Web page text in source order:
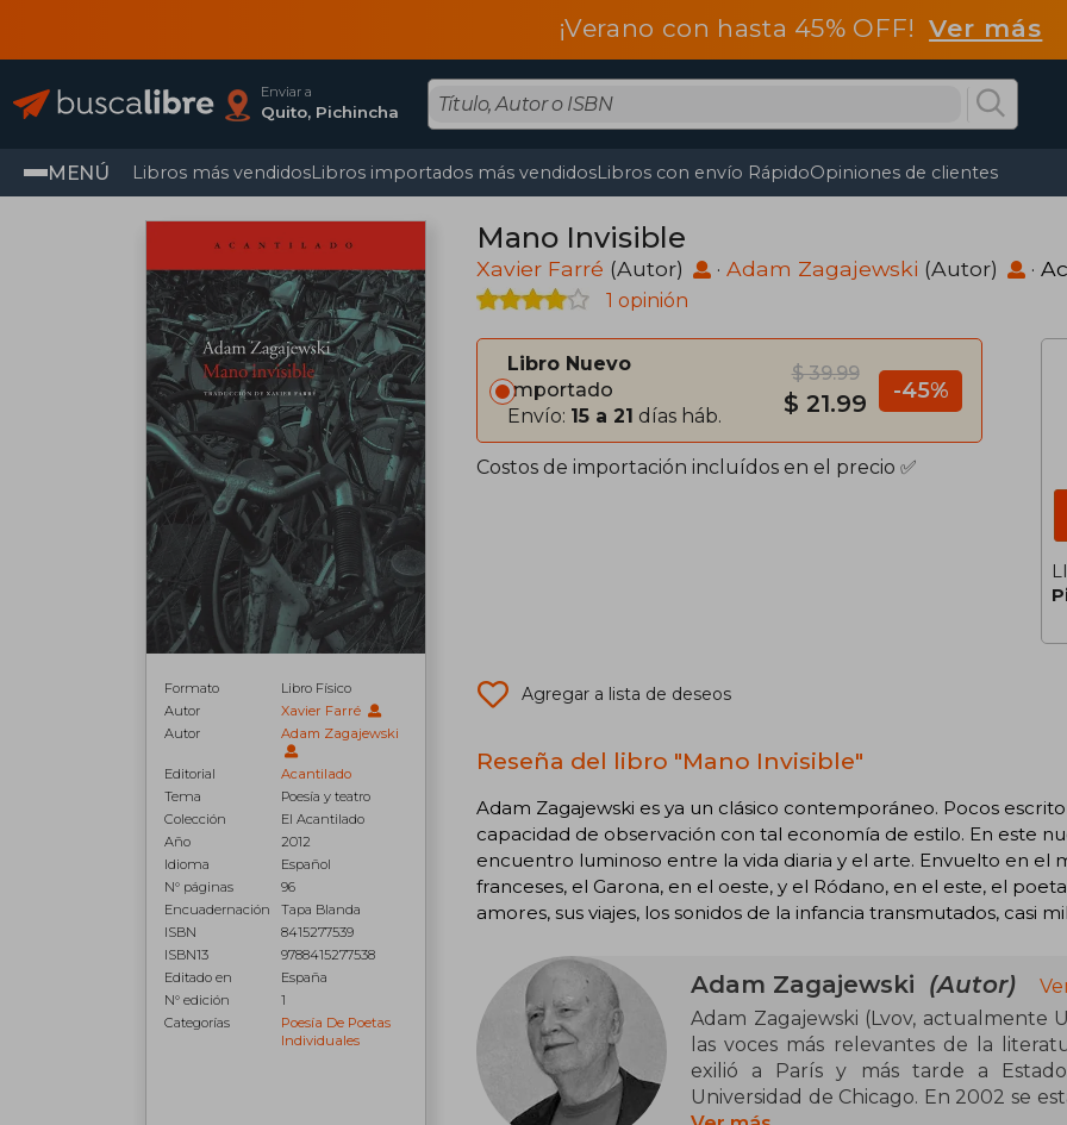
¡Verano con hasta 45% OFF!Ver más
Enviar a
Quito, Pichincha
MENÚ Libros más vendidosLibros importados más vendidosLibros con envío RápidoOpiniones de clientes
Formato
Libro Físico
Autor
Xavier Farré
Autor
Adam Zagajewski
Editorial
Acantilado
Tema
Poesía y teatro
Colección
El Acantilado
Año
2012
Idioma
Español
N° páginas
96
Encuadernación
Tapa Blanda
ISBN
8415277539
ISBN13
9788415277538
Editado en
España
N° edición
1
Categorías
Poesía De Poetas
Individuales
Mano Invisible
Xavier Farré (Autor) · Adam Zagajewski (Autor) ·
1 opinión
Libro Nuevo
Importado
Envío: 15 a 21 días háb.
$ 39.99
$ 21.99 -45%
Costos de importación incluídos en el precio ✅
Agregar a lista de deseos
Reseña del libro "Mano Invisible"
Adam Zagajewski es ya un clásico contemporáneo. Pocos
capacidad de observación con tal economía de estilo. En este
encuentro luminoso entre la vida diaria y el arte. Envuelto en el
franceses, el Garona, en el oeste, y el Ródano, en el este, el
amores, sus viajes, los sonidos de la infancia transmutados, casi
Adam Zagajewski (Autor)
Adam Zagajewski (Lvov, actualmente
las voces más relevantes de la
exilió a París y más tarde a
Universidad de Chicago. En 2002 se